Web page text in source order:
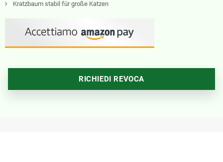
Kratzbaum stabil für große Katzen
RICHIEDI REVOCA